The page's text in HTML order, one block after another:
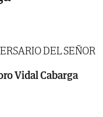
DEL SEÑOR
Vidal Cabarga